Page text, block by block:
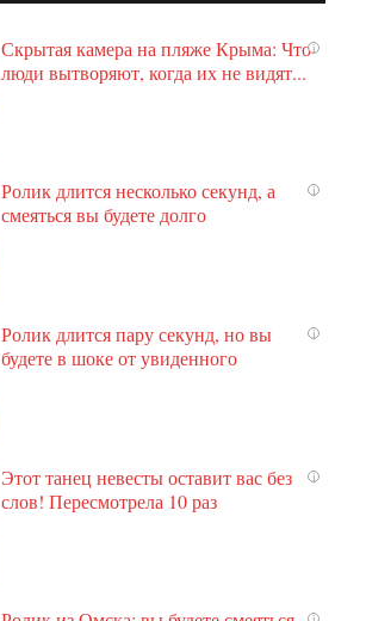
i
Скрытая камера на пляже Крыма: Что
люди вытворяют, когда их не видят...
i
Ролик длится несколько секунд, а
смеяться вы будете долго
i
Ролик длится пару секунд, но вы
будете в шоке от увиденного
i
Этот танец невесты оставит вас без
слов! Пересмотрела 10 раз